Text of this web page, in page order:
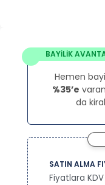
BAYİLİK
Hemen
%35’e
da
SATIN ALMA
Fiyatlara